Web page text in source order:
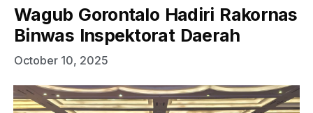
Wagub Gorontalo Hadiri Rakornas
Binwas Inspektorat Daerah
October 10, 2025